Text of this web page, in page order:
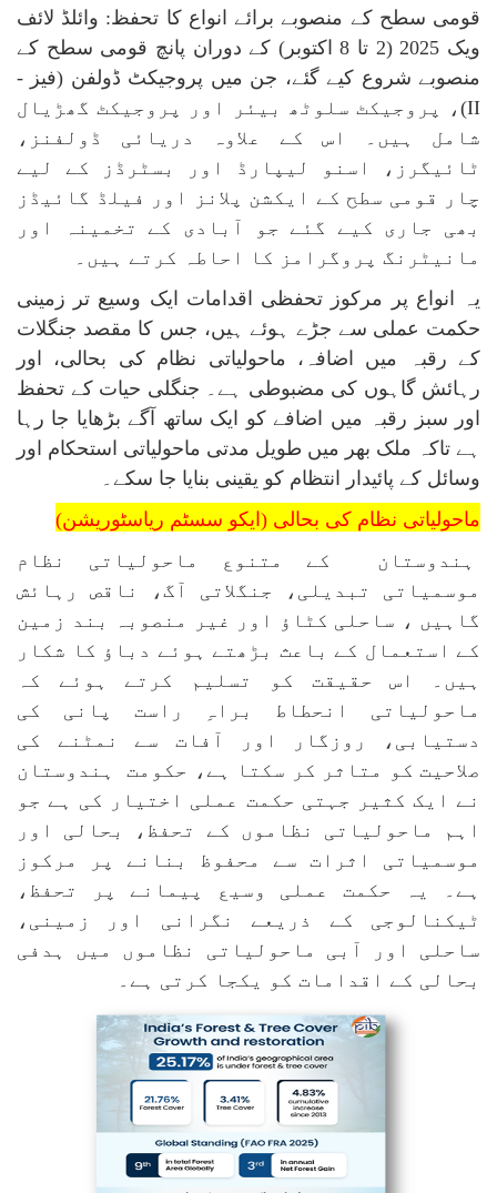
قومی سطح کے منصوبے برائے انواع کا تحفظ: وائلڈ لائف
ویک 2025 (2 تا 8 اکتوبر) کے دوران پانچ قومی سطح کے
منصوبے شروع کیے گئے، جن میں پروجیکٹ ڈولفن (فیز -
II)، پروجیکٹ سلوٹھ بیئر اور پروجیکٹ گھڑیال
شامل ہیں۔ اس کے علاوہ دریائی ڈولفنز،
ٹائیگرز، اسنو لیپارڈ اور بسٹرڈز کے لیے
چار قومی سطح کے ایکشن پلانز اور فیلڈ گائیڈز
بھی جاری کیے گئے جو آبادی کے تخمینہ اور
مانیٹرنگ پروگرامز کا احاطہ کرتے ہیں۔
یہ انواع پر مرکوز تحفظی اقدامات ایک وسیع تر زمینی
حکمت عملی سے جڑے ہوئے ہیں، جس کا مقصد جنگلات
کے رقبہ میں اضافہ، ماحولیاتی نظام کی بحالی، اور
رہائش گاہوں کی مضبوطی ہے۔ جنگلی حیات کے تحفظ
اور سبز رقبہ میں اضافے کو ایک ساتھ آگے بڑھایا جا رہا
ہے تاکہ ملک بھر میں طویل مدتی ماحولیاتی استحکام اور
وسائل کے پائیدار انتظام کو یقینی بنایا جا سکے۔
ماحولیاتی نظام کی بحالی (ایکو سسٹم ریاسٹوریشن)
ہندوستان کے متنوع ماحولیاتی نظام
موسمیاتی تبدیلی، جنگلاتی آگ، ناقص رہائش
گاہیں ، ساحلی کٹاؤ اور غیر منصوبہ بند زمین
کے استعمال کے باعث بڑھتے ہوئے دباؤ کا شکار
ہیں۔ اس حقیقت کو تسلیم کرتے ہوئے کہ
ماحولیاتی انحطاط براہِ راست پانی کی
دستیابی، روزگار اور آفات سے نمٹنے کی
صلاحیت کو متاثر کر سکتا ہے، حکومت ہندوستان
نے ایک کثیر جہتی حکمت عملی اختیار کی ہے جو
اہم ماحولیاتی نظاموں کے تحفظ، بحالی اور
موسمیاتی اثرات سے محفوظ بنانے پر مرکوز
ہے۔ یہ حکمت عملی وسیع پیمانے پر تحفظ،
ٹیکنالوجی کے ذریعے نگرانی اور زمینی،
ساحلی اور آبی ماحولیاتی نظاموں میں ہدفی
بحالی کے اقدامات کو یکجا کرتی ہے۔